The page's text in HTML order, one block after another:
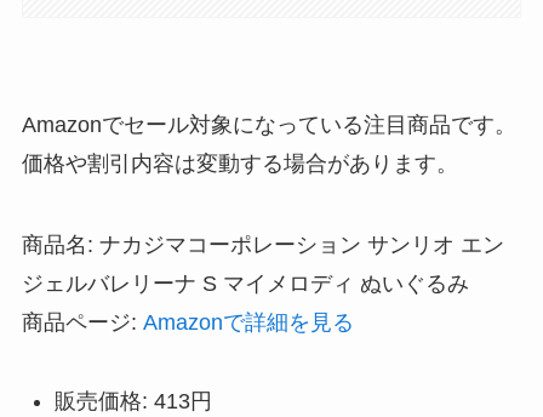
Amazonでセール対象になっている注目商品です。
価格や割引内容は変動する場合があります。
商品名: ナカジマコーポレーション サンリオ エン
ジェルバレリーナ S マイメロディ ぬいぐるみ
商品ページ: Amazonで詳細を見る
販売価格: 413円